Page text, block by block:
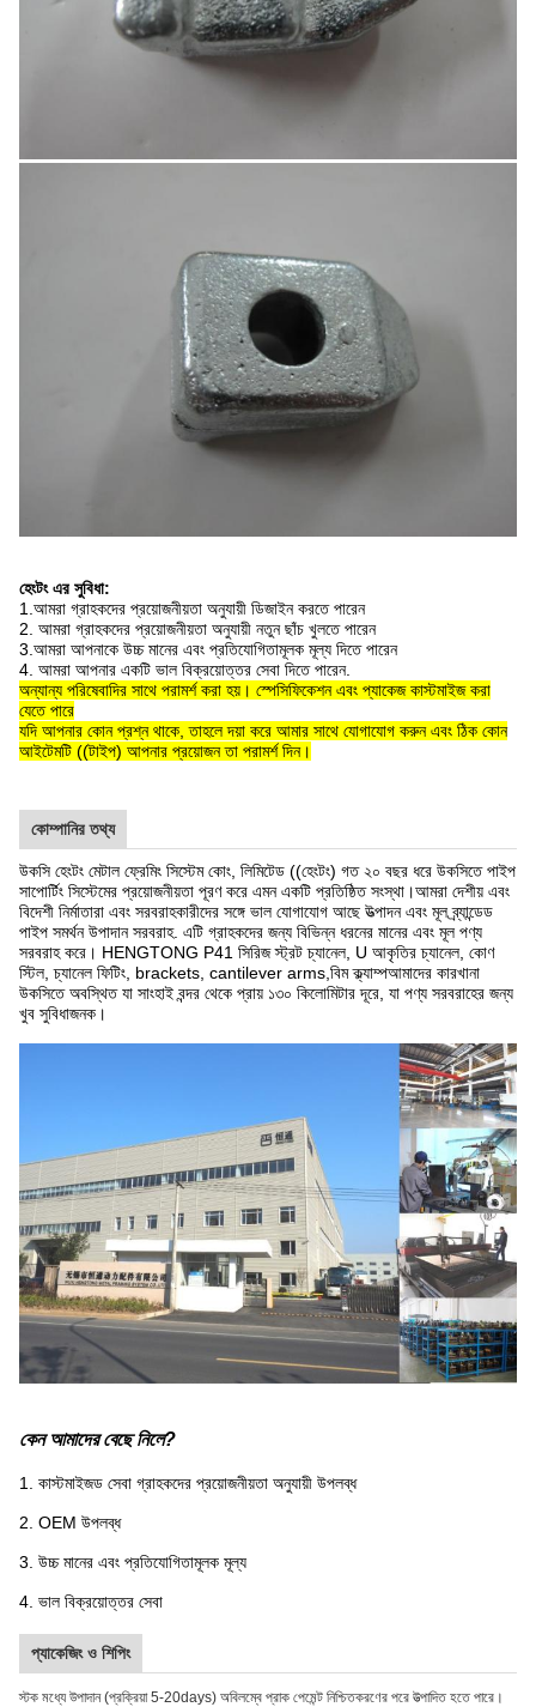
হেংটং এর সুবিধা:
1.আমরা গ্রাহকদের প্রয়োজনীয়তা অনুযায়ী ডিজাইন করতে পারেন
2. আমরা গ্রাহকদের প্রয়োজনীয়তা অনুযায়ী নতুন ছাঁচ খুলতে পারেন
3.আমরা আপনাকে উচ্চ মানের এবং প্রতিযোগিতামূলক মূল্য দিতে পারেন
4. আমরা আপনার একটি ভাল বিক্রয়োত্তর সেবা দিতে পারেন.
অন্যান্য পরিষেবাদির সাথে পরামর্শ করা হয়। স্পেসিফিকেশন এবং প্যাকেজ কাস্টমাইজ করা
যেতে পারে
যদি আপনার কোন প্রশ্ন থাকে, তাহলে দয়া করে আমার সাথে যোগাযোগ করুন এবং ঠিক কোন
আইটেমটি ((টাইপ) আপনার প্রয়োজন তা পরামর্শ দিন।
কোম্পানির তথ্য
উকসি হেংটং মেটাল ফ্রেমিং সিস্টেম কোং, লিমিটেড ((হেংটং) গত ২০ বছর ধরে উকসিতে পাইপ
সাপোর্টিং সিস্টেমের প্রয়োজনীয়তা পূরণ করে এমন একটি প্রতিষ্ঠিত সংস্থা।আমরা দেশীয় এবং
বিদেশী নির্মাতারা এবং সরবরাহকারীদের সঙ্গে ভাল যোগাযোগ আছে উত্পাদন এবং মূল ব্র্যান্ডেড
পাইপ সমর্থন উপাদান সরবরাহ. এটি গ্রাহকদের জন্য বিভিন্ন ধরনের মানের এবং মূল পণ্য
সরবরাহ করে। HENGTONG P41 সিরিজ স্ট্রট চ্যানেল, U আকৃতির চ্যানেল, কোণ
স্টিল, চ্যানেল ফিটিং, brackets, cantilever arms,বিম ক্ল্যাম্পআমাদের কারখানা
উকসিতে অবস্থিত যা সাংহাই বন্দর থেকে প্রায় ১৩০ কিলোমিটার দূরে, যা পণ্য সরবরাহের জন্য
খুব সুবিধাজনক।
কেন আমাদের বেছে নিলে?
1. কাস্টমাইজড সেবা গ্রাহকদের প্রয়োজনীয়তা অনুযায়ী উপলব্ধ
2. OEM উপলব্ধ
3. উচ্চ মানের এবং প্রতিযোগিতামূলক মূল্য
4. ভাল বিক্রয়োত্তর সেবা
প্যাকেজিং ও শিপিং
স্টক মধ্যে উপাদান (প্রক্রিয়া 5-20days) অবিলম্বে প্রাক পেমেন্ট নিশ্চিতকরণের পরে উত্পাদিত হতে পারে।